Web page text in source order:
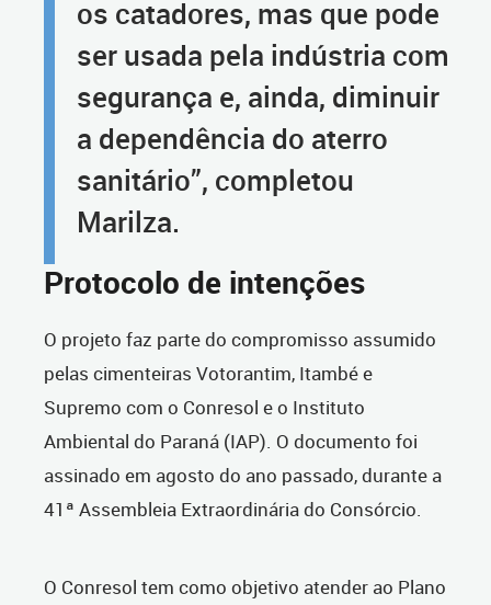
os catadores, mas que pode
ser usada pela indústria com
segurança e, ainda, diminuir
a dependência do aterro
sanitário”, completou
Marilza.
Protocolo de intenções
O projeto faz parte do compromisso assumido
pelas cimenteiras Votorantim, Itambé e
Supremo com o Conresol e o Instituto
Ambiental do Paraná (IAP). O documento foi
assinado em agosto do ano passado, durante a
41ª Assembleia Extraordinária do Consórcio.
O Conresol tem como objetivo atender ao Plano